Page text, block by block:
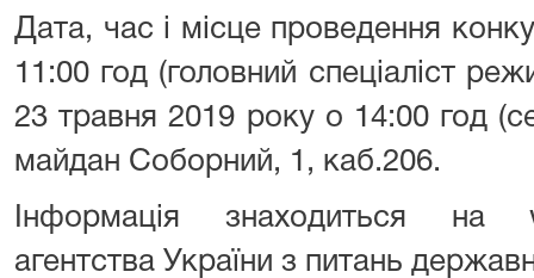
Дата, час і місце проведення
11:00 год (головний спеціаліст
23 травня 2019 року о 14:00 год
майдан Соборний, 1, каб.206.
Інформація знаходиться на
агентства України з питань